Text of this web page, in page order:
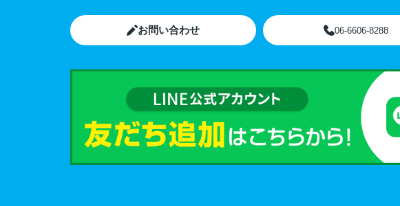
お問い合わせ 06-6606-8288